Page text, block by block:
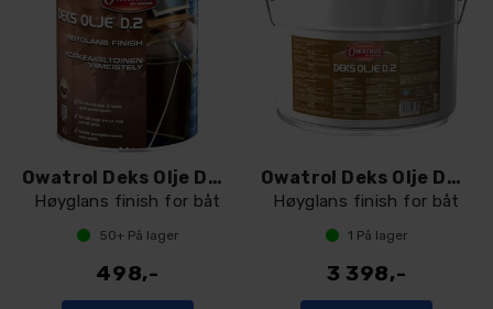
Owatrol Deks Olje D2, 1 L
Høyglans finish for båt
50+På lager
498,-
Owatrol Deks Olje D2, 10 L
Høyglans finish for båt
1 På lager
3 398,-